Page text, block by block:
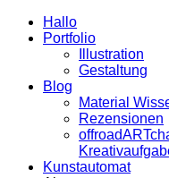
Hallo
Portfolio
Illustration
Gestaltung
Blog
Material
Rezensionen
Kunstautomat